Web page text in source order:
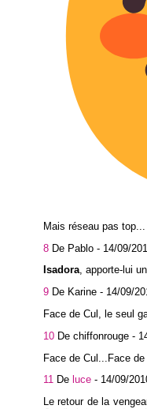
Mais réseau pas top...
8 De Pablo - 14/09/
Isadora, apporte-lui
9 De Karine - 14/09/
Face de Cul, le seul
10 De chiffonrouge -
Face de Cul...Face
11 De luce - 14/09/
Le retour de la